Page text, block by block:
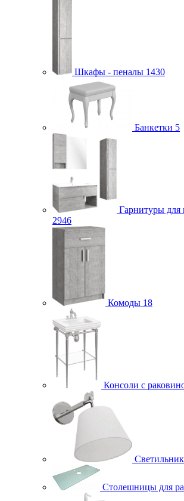
Шкафы - пеналы 1430
Банкетки 5
Гарнитуры для
2946
Комоды 18
Консоли с
Столешницы для